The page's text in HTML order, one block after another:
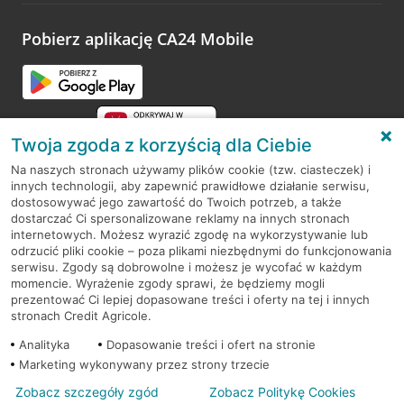
opinie.
Pobierz aplikację CA24 Mobile
RODO
Regulamin serwisu
Mapa serwisu
PolitykaCookies
© 2026 Credit Agricole Bank Polska S.A. Wszelkie prawa zastrzeżone
Twoja zgoda z korzyścią dla Ciebie
Na naszych stronach używamy plików cookie (tzw. ciasteczek) i
innych technologii, aby zapewnić prawidłowe działanie serwisu,
dostosowywać jego zawartość do Twoich potrzeb, a także
dostarczać Ci spersonalizowane reklamy na innych stronach
internetowych. Możesz wyrazić zgodę na wykorzystywanie lub
odrzucić pliki cookie – poza plikami niezbędnymi do funkcjonowania
serwisu. Zgody są dobrowolne i możesz je wycofać w każdym
momencie. Wyrażenie zgody sprawi, że będziemy mogli
prezentować Ci lepiej dopasowane treści i oferty na tej i innych
stronach Credit Agricole.
Analityka
Dopasowanie treści i ofert na stronie
Marketing wykonywany przez strony trzecie
Zobacz szczegóły zgód Zobacz Politykę Cookies